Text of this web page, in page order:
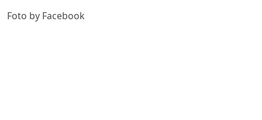
Foto by Facebook